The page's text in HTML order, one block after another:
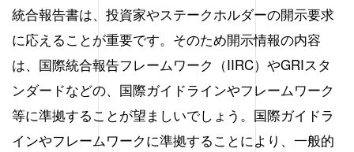
統合報告書は、投資家やステークホルダーの開示要求
に応えることが重要です。そのため開示情報の内容
は、国際統合報告フレームワーク（IIRC）やGRIスタ
ンダードなどの、国際ガイドラインやフレームワーク
等に準拠することが望ましいでしょう。国際ガイドラ
インやフレームワークに準拠することにより、一般的